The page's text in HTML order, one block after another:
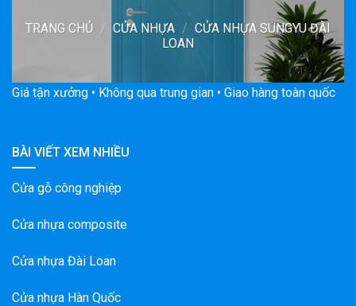
TRANG CHỦ / CỬA NHỰA / CỬA NHỰA SUNGYU ĐÀI
LOAN
Giá tận xưởng • Không qua trung gian • Giao hàng toàn quốc
BÀI VIẾT XEM NHIỀU
Cửa gỗ công nghiệp
Cửa nhựa composite
Cửa nhựa Đài Loan
Cửa nhựa Hàn Quốc